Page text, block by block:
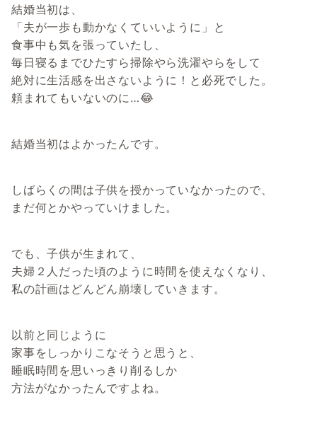
結婚当初は、
「夫が一歩も動かなくていいように」と
食事中も気を張っていたし、
毎日寝るまでひたすら掃除やら洗濯やらをして
絶対に生活感を出さないように！と必死でした。
頼まれてもいないのに…😂
結婚当初はよかったんです。
しばらくの間は子供を授かっていなかったので、
まだ何とかやっていけました。
でも、子供が生まれて、
夫婦２人だった頃のように時間を使えなくなり、
私の計画はどんどん崩壊していきます。
以前と同じように
家事をしっかりこなそうと思うと、
睡眠時間を思いっきり削るしか
方法がなかったんですよね。